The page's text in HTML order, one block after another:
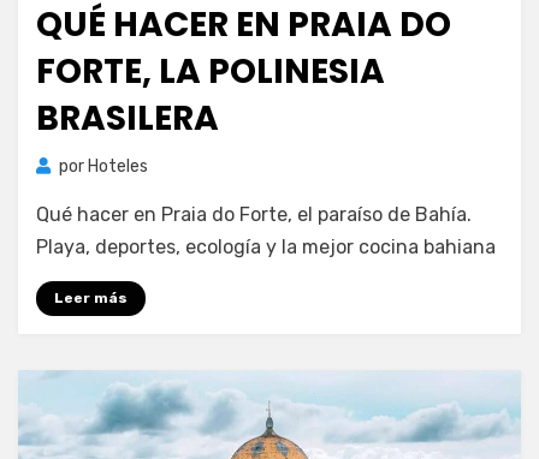
QUÉ HACER EN PRAIA DO
FORTE, LA POLINESIA
BRASILERA
por Hoteles
Qué hacer en Praia do Forte, el paraíso de Bahía.
Playa, deportes, ecología y la mejor cocina bahiana
Leer más